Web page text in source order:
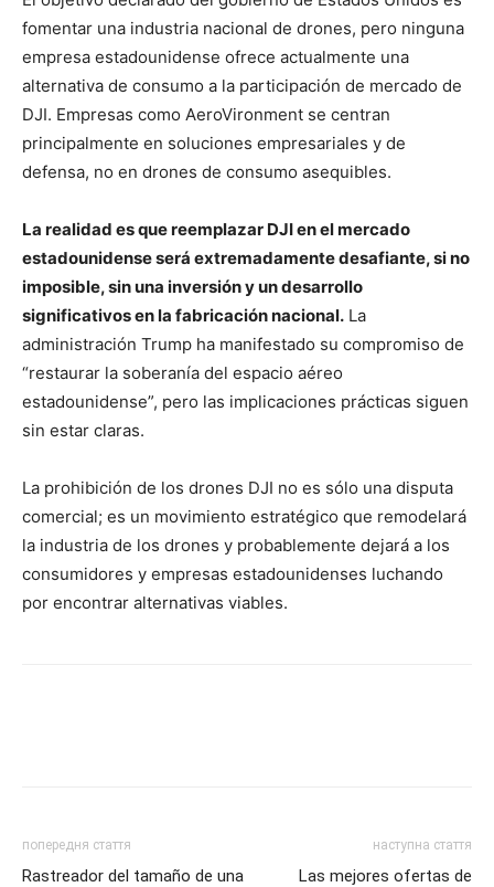
fomentar una industria nacional de drones, pero ninguna
empresa estadounidense ofrece actualmente una
alternativa de consumo a la participación de mercado de
DJI. Empresas como AeroVironment se centran
principalmente en soluciones empresariales y de
defensa, no en drones de consumo asequibles.
La realidad es que reemplazar DJI en el mercado
estadounidense será extremadamente desafiante, si no
imposible, sin una inversión y un desarrollo
significativos en la fabricación nacional. La
administración Trump ha manifestado su compromiso de
“restaurar la soberanía del espacio aéreo
estadounidense”, pero las implicaciones prácticas siguen
sin estar claras.
La prohibición de los drones DJI no es sólo una disputa
comercial; es un movimiento estratégico que remodelará
la industria de los drones y probablemente dejará a los
consumidores y empresas estadounidenses luchando
por encontrar alternativas viables.
попередня стаття
Rastreador del tamaño de una
наступна стаття
Las mejores ofertas de